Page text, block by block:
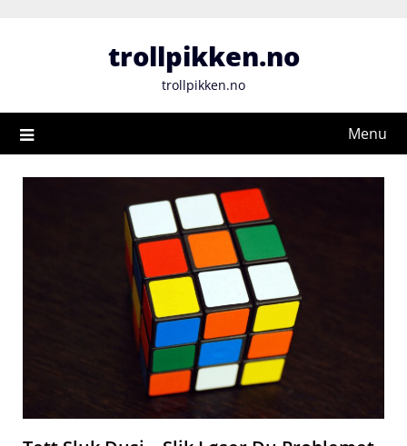
trollpikken.no
trollpikken.no
Menu